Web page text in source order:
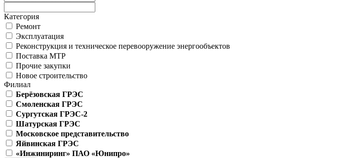
Категория
Ремонт
Эксплуатация
Реконструкция и техническое перевооружение энергообъектов
Поставка МТР
Прочие закупки
Новое строительство
Филиал
Берёзовская ГРЭС
Смоленская ГРЭС
Сургутская ГРЭС-2
Шатурская ГРЭС
Московское представительство
Яйвинская ГРЭС
«Инжиниринг» ПАО «Юнипро»